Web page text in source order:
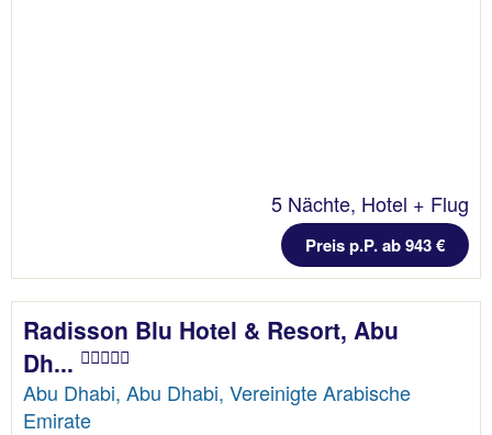
5 Nächte, Hotel + Flug
Preis p.P. ab 943 €
Radisson Blu Hotel & Resort, Abu
Dh...
Abu Dhabi, Abu Dhabi, Vereinigte Arabische
Emirate